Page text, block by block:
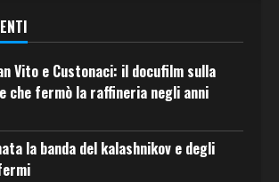
Vito e Custonaci: il docufilm sulla
che fermò la raffineria negli anni
la banda del kalashnikov e degli